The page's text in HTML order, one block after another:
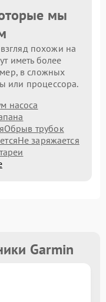
мы
похожи на
иметь более
в сложных
или процессора.
насоса
Обрыв трубок
Не заряжается
Garmin